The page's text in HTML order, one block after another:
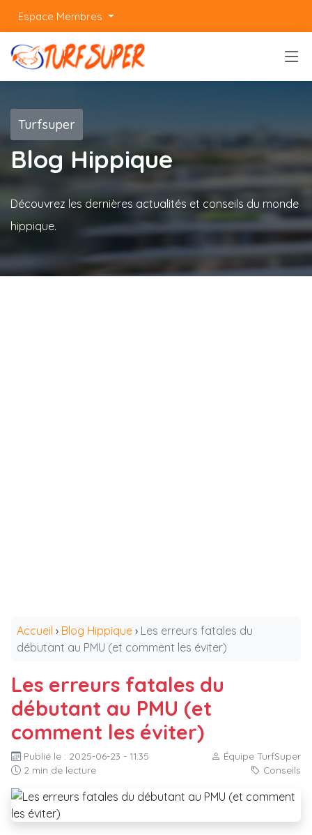
Espace Membres
Turfsuper
Blog Hippique
Découvrez les dernières actualités et conseils du monde
hippique.
Accueil › Blog Hippique › Les erreurs fatales du
débutant au PMU (et comment les éviter)
Les erreurs fatales du
débutant au PMU (et
comment les éviter)
Publié le : 2025-06-23 - 11:35
Équipe TurfSuper
2 min de lecture
Conseils